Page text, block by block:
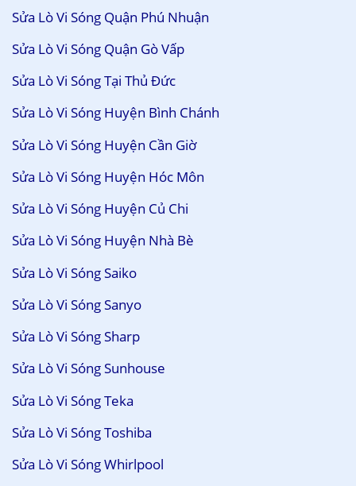
Sửa Lò Vi Sóng Quận Phú Nhuận
Sửa Lò Vi Sóng Quận Gò Vấp
Sửa Lò Vi Sóng Tại Thủ Đức
Sửa Lò Vi Sóng Huyện Bình Chánh
Sửa Lò Vi Sóng Huyện Cần Giờ
Sửa Lò Vi Sóng Huyện Hóc Môn
Sửa Lò Vi Sóng Huyện Củ Chi
Sửa Lò Vi Sóng Huyện Nhà Bè
Sửa Lò Vi Sóng Saiko
Sửa Lò Vi Sóng Sanyo
Sửa Lò Vi Sóng Sharp
Sửa Lò Vi Sóng Sunhouse
Sửa Lò Vi Sóng Teka
Sửa Lò Vi Sóng Toshiba
Sửa Lò Vi Sóng Whirlpool